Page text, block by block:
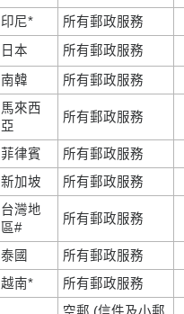
印尼*
所有郵政服務
日本
所有郵政服務
南韓
所有郵政服務
馬來西
亞
所有郵政服務
菲律賓
所有郵政服務
新加坡
所有郵政服務
台灣地
區#
所有郵政服務
泰國
所有郵政服務
越南*
所有郵政服務
空郵 (信件及小郵